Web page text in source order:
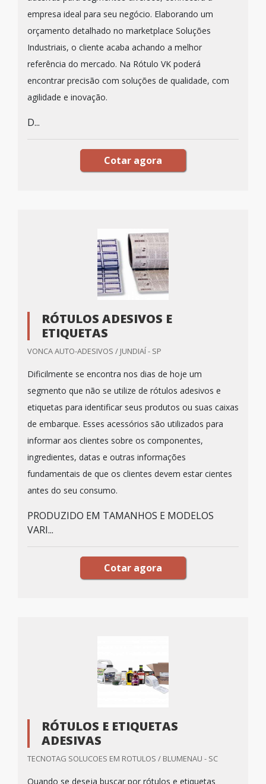
empresa ideal para seu negócio. Elaborando um
orçamento detalhado no marketplace Soluções
Industriais, o cliente acaba achando a melhor
referência do mercado. Na Rótulo VK poderá
encontrar precisão com soluções de qualidade, com
agilidade e inovação.
D...
Cotar agora
RÓTULOS ADESIVOS E
ETIQUETAS
VONCA AUTO-ADESIVOS / JUNDIAÍ - SP
Dificilmente se encontra nos dias de hoje um
segmento que não se utilize de rótulos adesivos e
etiquetas para identificar seus produtos ou suas caixas
de embarque. Esses acessórios são utilizados para
informar aos clientes sobre os componentes,
ingredientes, datas e outras informações
fundamentais de que os clientes devem estar cientes
antes do seu consumo.
PRODUZIDO EM TAMANHOS E MODELOS
VARI...
Cotar agora
RÓTULOS E ETIQUETAS
ADESIVAS
TECNOTAG SOLUCOES EM ROTULOS / BLUMENAU - SC
Quando se deseja buscar por rótulos e etiquetas